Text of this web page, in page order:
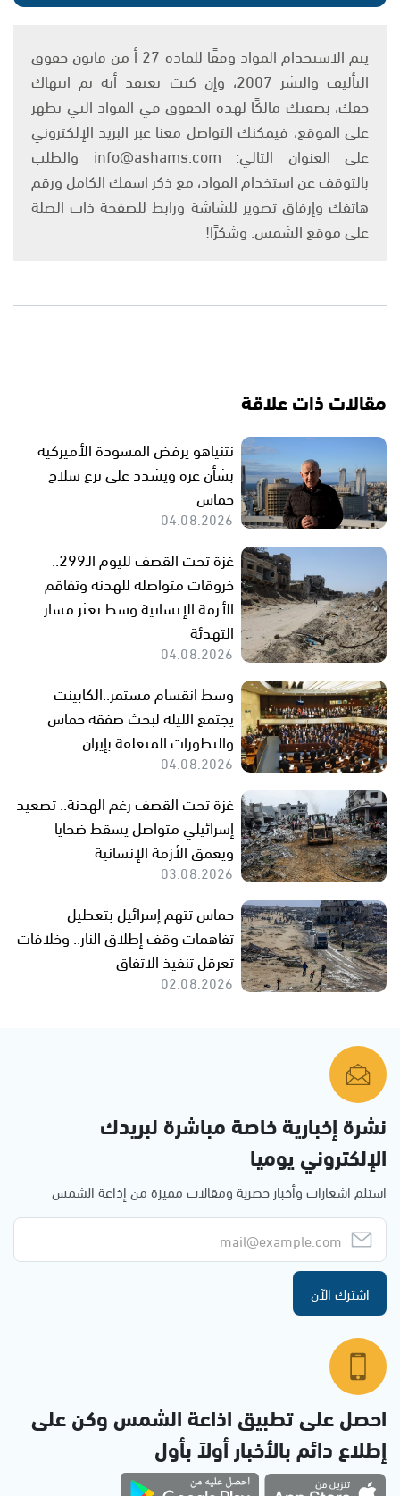
يتم الاستخدام المواد وفقًا للمادة 27 أ من قانون حقوق
التأليف والنشر 2007، وإن كنت تعتقد أنه تم انتهاك
حقك، بصفتك مالكًا لهذه الحقوق في المواد التي تظهر
على الموقع، فيمكنك التواصل معنا عبر البريد الإلكتروني
على العنوان التالي: info@ashams.com والطلب
بالتوقف عن استخدام المواد، مع ذكر اسمك الكامل ورقم
هاتفك وإرفاق تصوير للشاشة ورابط للصفحة ذات الصلة
على موقع الشمس. وشكرًا!
مقالات ذات علاقة
نتنياهو يرفض المسودة الأميركية
بشأن غزة ويشدد على نزع سلاح
حماس
04.08.2026
غزة تحت القصف لليوم الـ299..
خروقات متواصلة للهدنة وتفاقم
الأزمة الإنسانية وسط تعثر مسار
التهدئة
04.08.2026
وسط انقسام مستمر..الكابينت
يجتمع الليلة لبحث صفقة حماس
والتطورات المتعلقة بإيران
04.08.2026
غزة تحت القصف رغم الهدنة.. تصعيد
إسرائيلي متواصل يسقط ضحايا
ويعمق الأزمة الإنسانية
03.08.2026
حماس تتهم إسرائيل بتعطيل
تفاهمات وقف إطلاق النار.. وخلافات
تعرقل تنفيذ الاتفاق
02.08.2026
نشرة إخبارية خاصة مباشرة لبريدك
الإلكتروني يوميا
استلم اشعارات وأخبار حصرية ومقالات مميزة من إذاعة الشمس
اشترك الآن
احصل على تطبيق اذاعة الشمس وكن على
إطلاع دائم بالأخبار أولاً بأول